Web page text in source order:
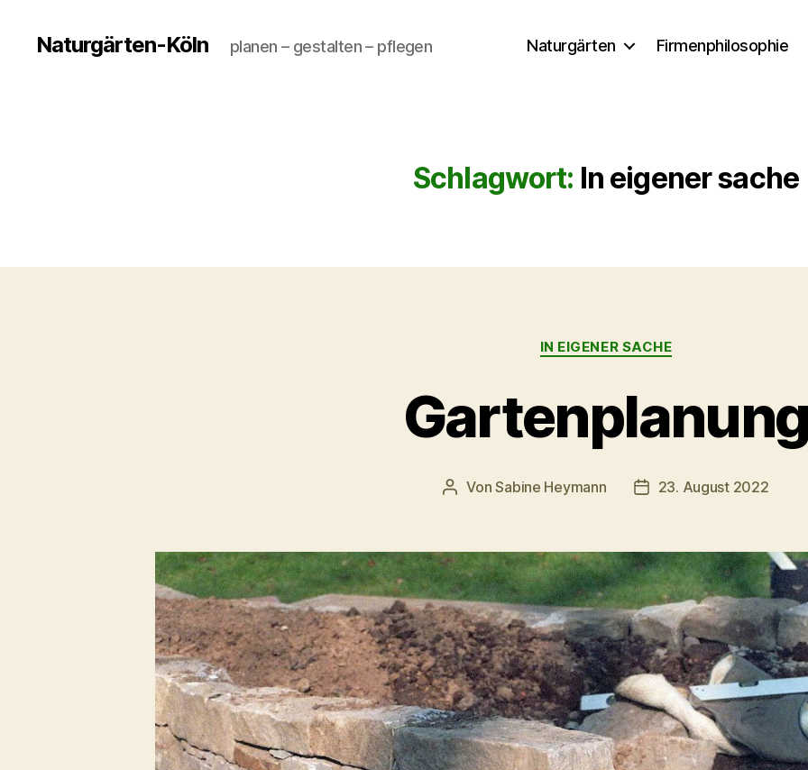
Naturgärten-Köln planen – gestalten – pflegen Naturgärten Firmenphilosophie
Schlagwort: In eigener sache
Kategorien
IN EIGENER SACHE
Beitragsautor
VonSabine Heymann Veröffentlichungsdatum
23. August 2022